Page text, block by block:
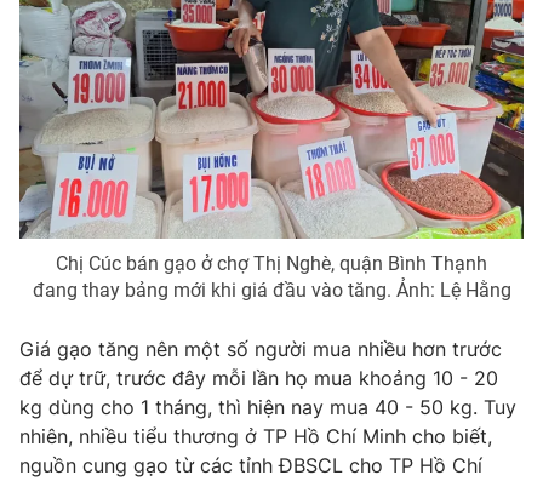
Thị trường 24h Tấm lòng Việt
VTV4 Vươn mình bằng AI
VTV9 VTV8
Liên hệ tòa soạn English
THỜI BÁO VTV
Theo dõi báo trên
Chị Cúc bán gạo ở chợ Thị Nghè, quận Bình Thạnh
đang thay bảng mới khi giá đầu vào tăng. Ảnh: Lệ Hằng
Giá gạo tăng nên một số người mua nhiều hơn trước
để dự trữ, trước đây mỗi lần họ mua khoảng 10 - 20
kg dùng cho 1 tháng, thì hiện nay mua 40 - 50 kg. Tuy
nhiên, nhiều tiểu thương ở TP Hồ Chí Minh cho biết,
nguồn cung gạo từ các tỉnh ĐBSCL cho TP Hồ Chí